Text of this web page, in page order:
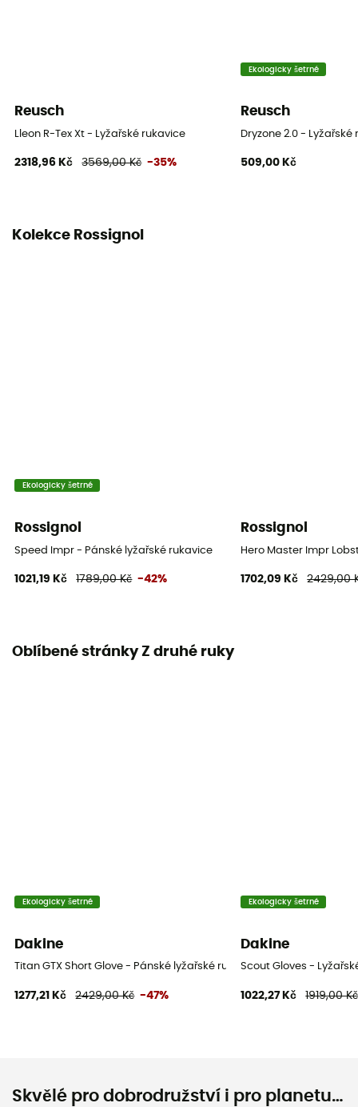
Reusch
Lleon R-Tex Xt - Lyžařské rukavice
2318,96 Kč 3569,00 Kč -35%
Ekologicky šetrné
Reusch
Dryzone 2.0 - Lyžařské
509,00 Kč
Kolekce Rossignol
Ekologicky šetrné
Rossignol
Speed Impr - Pánské lyžařské rukavice
1021,19 Kč 1789,00 Kč -42%
Rossignol
Hero Master Impr
1702,09 Kč 2429,00
Oblíbené stránky Z druhé ruky
Ekologicky šetrné
Dakine
Titan GTX Short Glove - Pánské lyžařské rukavice
1277,21 Kč 2429,00 Kč -47%
Ekologicky šetrné
Dakine
Scout Gloves -
1022,27 Kč 1919,00 Kč
Skvělé pro dobrodružství i pro planetu…